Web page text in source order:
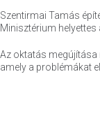
Szentirmai Tamás
Minisztérium
Az oktatás megújítása
amely a problémákat